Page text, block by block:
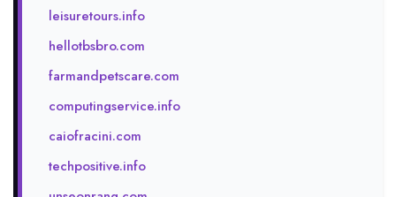
leisuretours.info
hellotbsbro.com
farmandpetscare.com
computingservice.info
caiofracini.com
techpositive.info